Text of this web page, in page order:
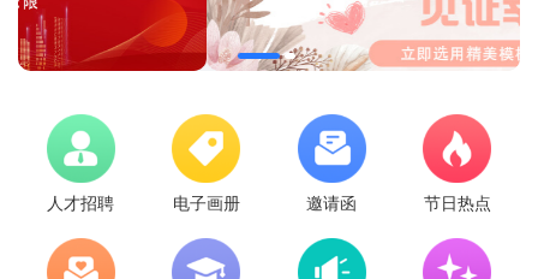
人才招聘 电子画册 邀请函 节日热点